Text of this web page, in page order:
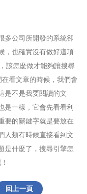
多公司所開發的系統卻
，也確實沒有做好這項
該怎麼做才能夠讓搜尋
看文章的時候，我們會
是不是我要閱讀的文
是一樣，它會先看看利
要的關鍵字就是要放在
人類有時候直接看到文
是什麼了，搜尋引擎怎
回上一頁